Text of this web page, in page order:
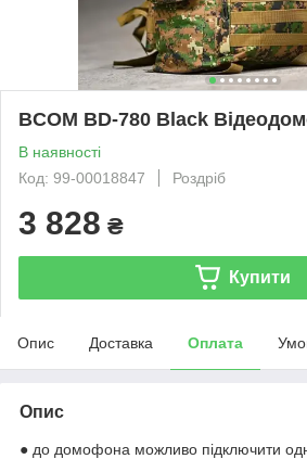
BCOM BD-780 Black
В наявності
Код: 99-00018847
Роздріб
3 828 ₴
Купити
Опис Доставка Оплата
Опис
● до домофона можливо підключити